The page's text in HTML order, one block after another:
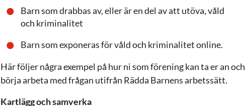
Barn som drabbas av, eller är en del av att utöva, våld
och kriminalitet
Barn som exponeras för våld och kriminalitet online.
Här följer några exempel på hur ni som förening kan ta er an och
börja arbeta med frågan utifrån Rädda Barnens arbetssätt.
Kartlägg och samverka